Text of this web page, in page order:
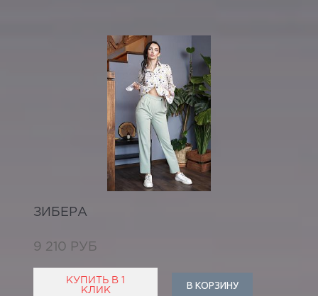
ЗИБЕРА
9 210 РУБ
КУПИТЬ В 1
КЛИК
В КОРЗИНУ